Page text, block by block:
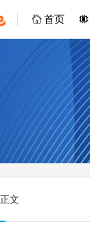
首页
正文